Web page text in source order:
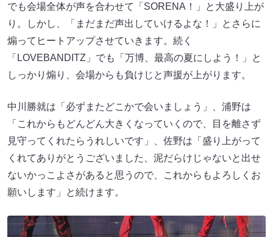
でも会場全体が声を合わせて「SORENA！」と大盛り上が
り。しかし、「まだまだ声出していけるよな！」とさらに
煽ってヒートアップさせていきます。続く
「LOVEBANDITZ」でも「万博、最高の夏にしよう！」と
しっかり煽り、会場からも負けじと声援が上がります。
中川勝就は「必ずまたどこかで会いましょう」、浦野は
「これからもどんどん大きくなっていくので、目を離さず
見守ってくれたらうれしいです」、佐野は「盛り上がって
くれてありがとうございました、泥だらけじゃないと出せ
ないかっこよさがあると思うので、これからもよろしくお
願いします」と続けます。